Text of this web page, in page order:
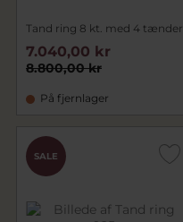
Tand ring 8 kt. med 4 tænder
8.800,00 kr
7.040,00 kr
På fjernlager
SALE